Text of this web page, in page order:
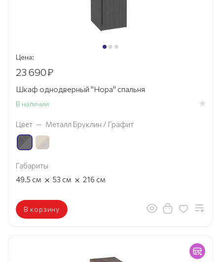
Цена:
23 690₽
Шкаф однодверный "Нора" спальня
В наличии
Цвет — Металл Бруклин / Графит
Габариты
49.5 см × 53 см × 216 см
В корзину